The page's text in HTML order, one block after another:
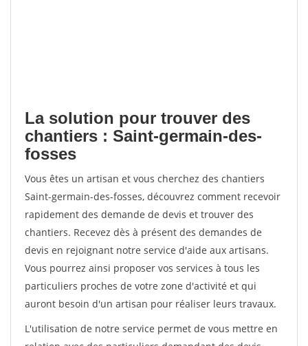
La solution pour trouver des
chantiers : Saint-germain-des-
fosses
Vous êtes un artisan et vous cherchez des chantiers
Saint-germain-des-fosses, découvrez comment recevoir
rapidement des demande de devis et trouver des
chantiers. Recevez dès à présent des demandes de
devis en rejoignant notre service d'aide aux artisans.
Vous pourrez ainsi proposer vos services à tous les
particuliers proches de votre zone d'activité et qui
auront besoin d'un artisan pour réaliser leurs travaux.
L'utilisation de notre service permet de vous mettre en